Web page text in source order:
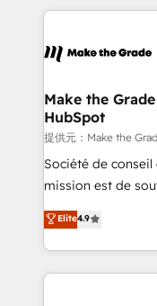
vos processus, la
la plateforme. Nos domaines d'intervention : -
& reprise de
alignement
tableaux de bord
optimisation -
e-commerce) -
et grandes
dans des secteurs
Make the
HubSpot
提供元：Make the
Société de
mission est de
B2B à travers
l'intégration CRM
auprès de vos comptes
l'international,
Elite4.9